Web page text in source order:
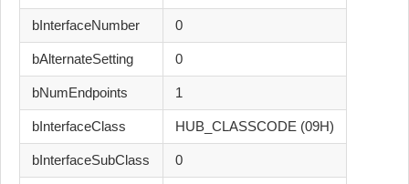
bInterfaceNumber 0
bAlternateSetting 0
bNumEndpoints 1
bInterfaceClass HUB_CLASSCODE (09H)
bInterfaceSubClass 0